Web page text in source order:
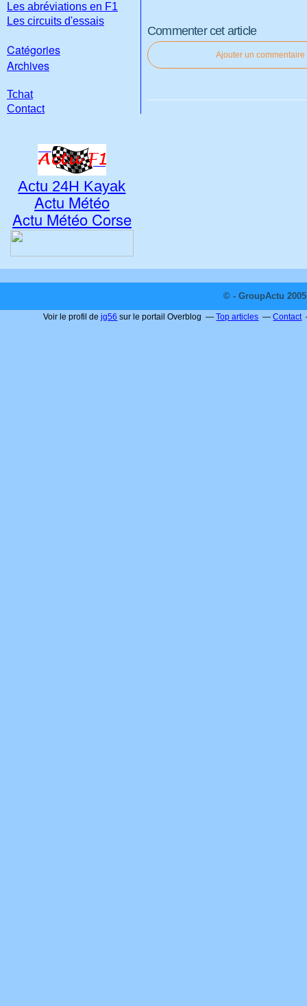
Commenter cet article
Ajouter un commentaire
Les abréviations en F1
Les circuits d'essais
Catégories
Archives
Tchat
Contact
Actu 24H Kayak
Actu Météo
Actu Météo Corse
© - GroupActu
Voir le profil dejg56 sur le portail Overblog Top articles Contact